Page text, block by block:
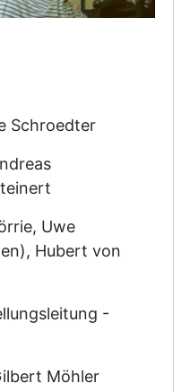
Schroedter
Uwe
Hubert von
-
Möhler